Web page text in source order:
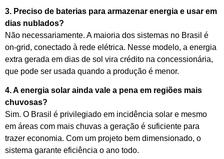
3. Preciso de baterias para armazenar energia e usar em
dias nublados?
Não necessariamente. A maioria dos sistemas no Brasil é
on-grid, conectado à rede elétrica. Nesse modelo, a energia
extra gerada em dias de sol vira crédito na concessionária,
que pode ser usada quando a produção é menor.
4. A energia solar ainda vale a pena em regiões mais
chuvosas?
Sim. O Brasil é privilegiado em incidência solar e mesmo
em áreas com mais chuvas a geração é suficiente para
trazer economia. Com um projeto bem dimensionado, o
sistema garante eficiência o ano todo.